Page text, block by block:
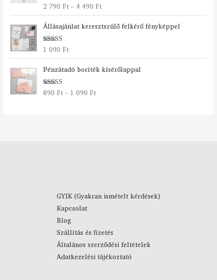
Értékelés:
2 790Ft – 4 490Ftr
t
o
n
y
:
0
Állásajánlat keresztszülő felkérő fényképpel
Értékelés:
1 090Ft
Pénzátadó boríték kísérőlappal
Értékelés:
890Ft – 1 090Ft
Á
r
a
0
t
1
0
GYIK (Gyakran ismételt kérdések)
Kapcsolat
Blog
Szállítás és fizetés
Általános szerződési feltételek
Adatkezelési tájékoztató